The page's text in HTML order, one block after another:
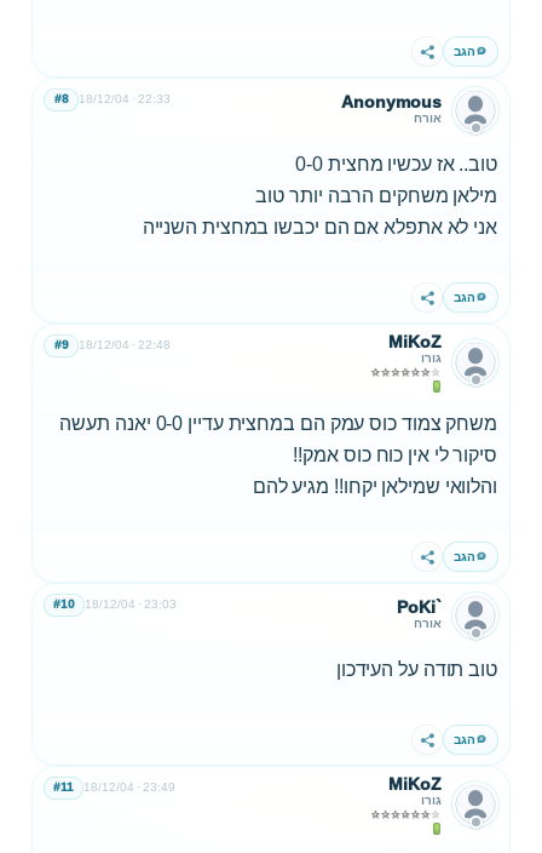
הגב שתף
Anonymous
אורח
18/12/04 22:33
#8
טוב.. אז עכשיו מחצית 0-0
מילאן משחקים הרבה יותר טוב
אני לא אתפלא אם הם יכבשו במחצית השנייה
הגב שתף
MiKoZ
גורו
18/12/04 22:48
#9
משחק צמוד כוס עמק הם במחצית עדיין 0-0 יאנה תעשה
סיקור לי אין כוח כוס אמק!!
והלוואי שמילאן יקחו!! מגיע להם
הגב שתף
PoKi`
אורח
18/12/04 23:03
#10
טוב תודה על העידכון
הגב שתף
MiKoZ
גורו
18/12/04 23:49
#11